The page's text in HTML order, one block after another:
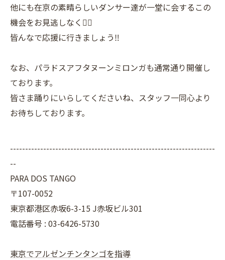
他にも在京の素晴らしいダンサー達が一堂に会するこの
機会をお見逃しなく👍🏼
皆んなで応援に行きましょう‼️
なお、パラドスアフタヌーンミロンガも通常通り開催し
ております。
皆さま踊りにいらしてくださいね、スタッフ一同心より
お待ちしております。
--------------------------------------------------------------------
--
PARA DOS TANGO
〒107-0052
東京都港区赤坂6-3-15 J赤坂ビル301
電話番号 : 03-6426-5730
東京でアルゼンチンタンゴを指導